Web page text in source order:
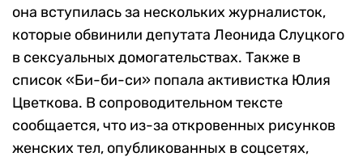
она вступилась за нескольких журналисток,
которые обвинили депутата Леонида Слуцкого
в сексуальных домогательствах. Также в
список «Би-би-си» попала активистка Юлия
Цветкова. В сопроводительном тексте
сообщается, что из-за откровенных рисунков
женских тел, опубликованных в соцсетях,